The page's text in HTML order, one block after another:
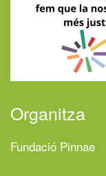
Organitza
Fundació Pinnae